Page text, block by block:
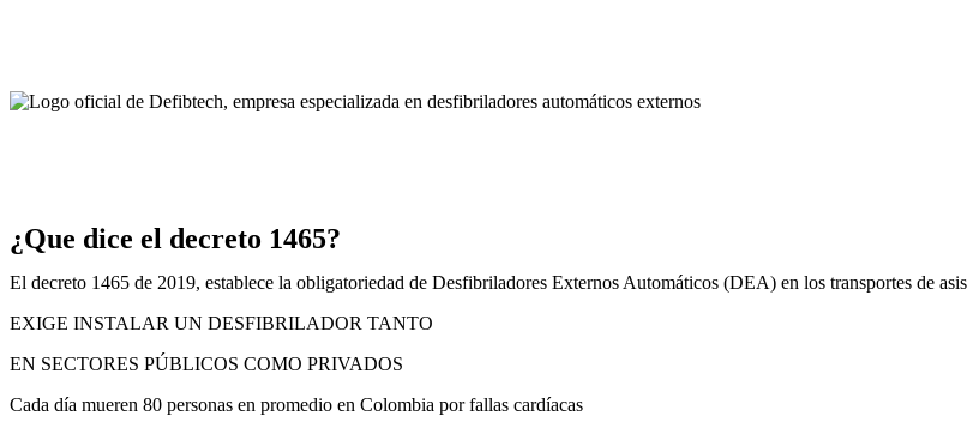
¿Que dice el decreto 1465?
El decreto 1465 de 2019, establece la obligatoriedad de Desfibriladores Externos Automáticos (DEA) en los transportes de
EXIGE INSTALAR UN DESFIBRILADOR TANTO
EN SECTORES PÚBLICOS COMO PRIVADOS
Cada día mueren 80 personas en promedio en Colombia por fallas cardíacas